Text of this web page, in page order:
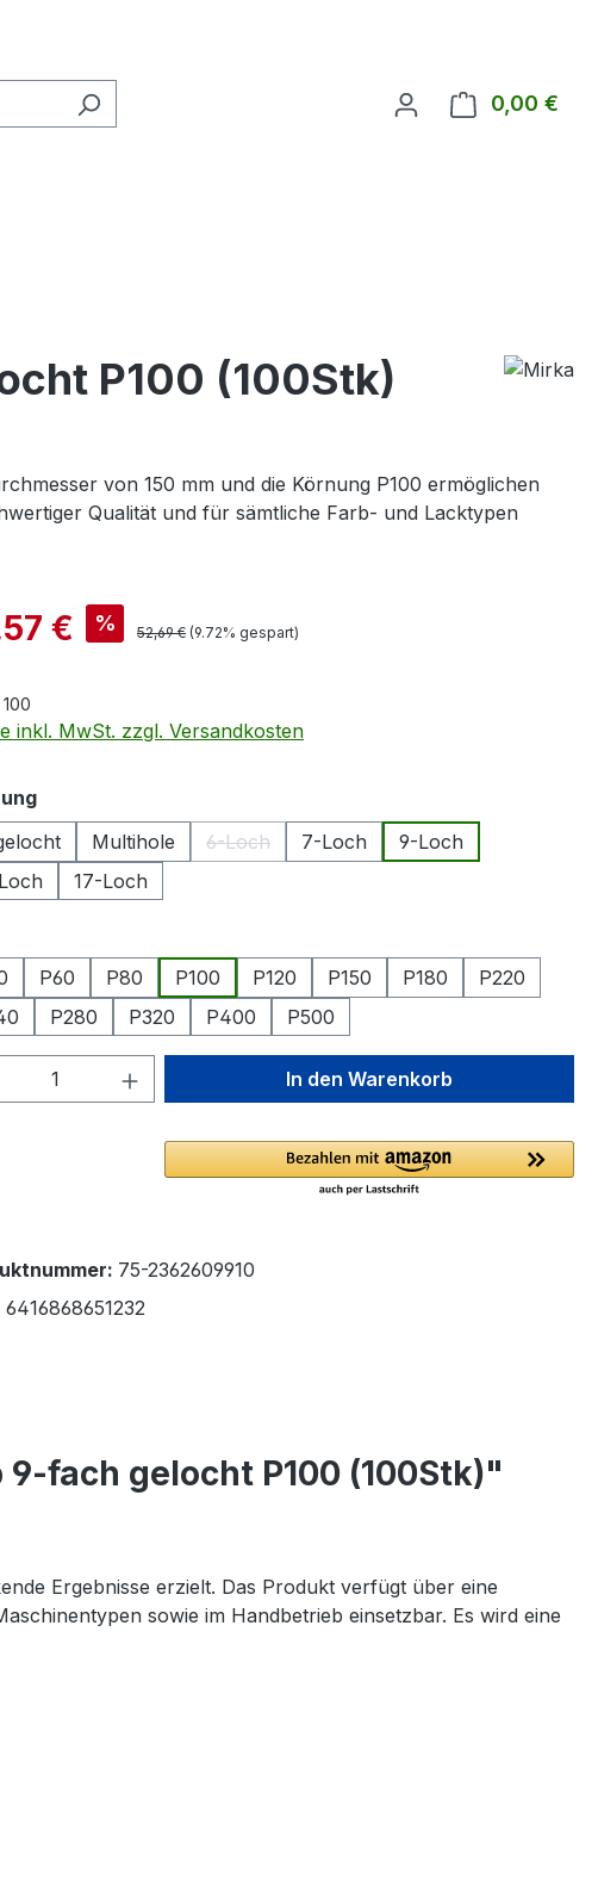
0,00 €
P100 (100Stk)
von 150 mm und die Körnung P100 ermöglichen
Qualität und für sämtliche Farb- und Lacktypen
€ % Regulärer Preis:
52,69 € (9.72% gespart)
100
inkl. MwSt. zzgl. Versandkosten
auswählen
Multihole 6-Loch
(Diese Option ist zurzeit nicht verfügbar.)
7-Loch
9-Loch
17-Loch
P60 P80 P100 P120 P150 P180
P220
P280 P320 P400 P500
Anzahl: Gib den gewünschten Wert
In den Warenkorb
75-2362609910
6416868651232
fach gelocht P100 (100Stk)"
Ergebnisse erzielt. Das Produkt verfügt über eine
sowie im Handbetrieb einsetzbar. Es wird eine